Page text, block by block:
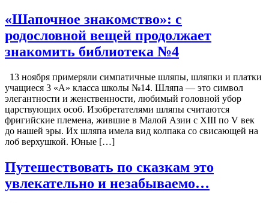
«Шапочное знакомство»: с
родословной вещей продолжает
знакомить библиотека №4
13 ноября примеряли симпатичные шляпы, шляпки и платки
учащиеся 3 «А» класса школы №14. Шляпа — это символ
элегантности и женственности, любимый головной убор
царствующих особ. Изобретателями шляпы считаются
фригийские племена, жившие в Малой Азии с XIII по V век
до нашей эры. Их шляпа имела вид колпака со свисающей на
лоб верхушкой. Юные […]
Путешествовать по сказкам это
увлекательно и незабываемо…